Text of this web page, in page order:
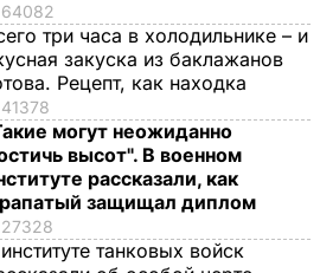
64082
три часа в холодильнике – и
закуска из баклажанов
Рецепт, как находка
41378
могут неожиданно
высот". В военном
рассказали, как
защищал диплом
27328
танковых войск